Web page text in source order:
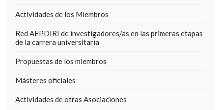
Actividades de los Miembros
Red AEPDIRI de investigadores/as en las primeras etapas
de la carrera universitaria
Propuestas de los miembros
Másteres oficiales
Actividades de otras Asociaciones